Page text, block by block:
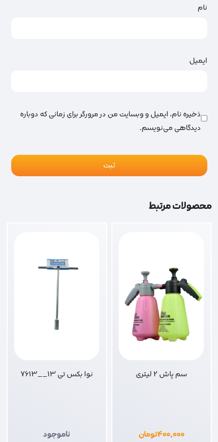
نام
ایمیل
ذخیره نام، ایمیل و وبسایت من در مرورگر برای زمانی که دوباره
دیدگاهی می‌نویسم.
محصولات مرتبط
سم پاش 2 لیتری
۴۰۰,۰۰۰تومان
نوا بکس تی 13__7613
ناموجود